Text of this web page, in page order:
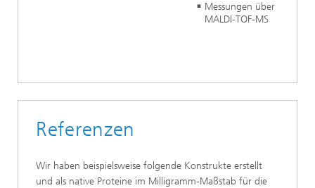
Messungen über
MALDI-TOF-MS
Referenzen
Wir haben beispielsweise folgende Konstrukte erstellt
und als native Proteine im Milligramm-Maßstab für die